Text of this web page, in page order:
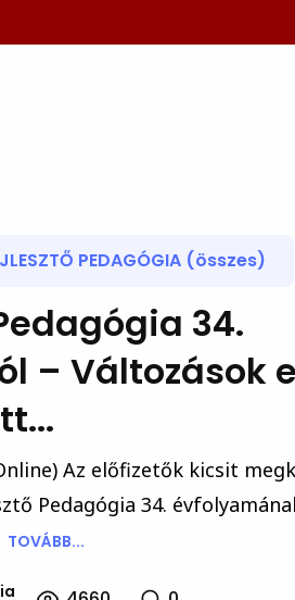
PEDAGÓGIA (összes)
34.
– Változások
Az előfizetők kicsit
Pedagógia 34.
TOVÁBB...